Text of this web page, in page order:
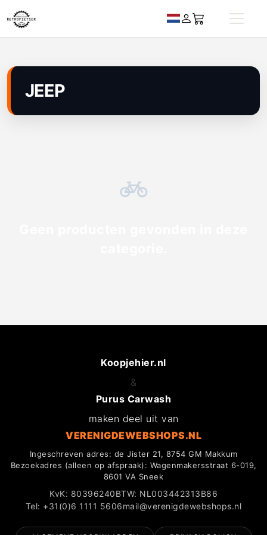
JEEP
Koopjehier.nl
&
Purus Carwash
maken deel uit van
VERENIGDEWEBSHOPS.NL
Ingeschreven adres: de Jister 21, 8754 GM Makkum
Bezoekadres (alleen op afspraak): Wagenmakersstraat 6-019,
8601 VA Sneek
KvK: 80396240BTW: NL003442313B86
Tel: +31(0)6 1111 5606mail@verenigdewebshops.nl